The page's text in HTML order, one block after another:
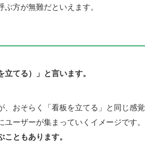
方が無難だといえます。
てる）」と言います。
おそらく「看板を立てる」と同じ感覚
ーザーが集まっていくイメージです。
ともあります。